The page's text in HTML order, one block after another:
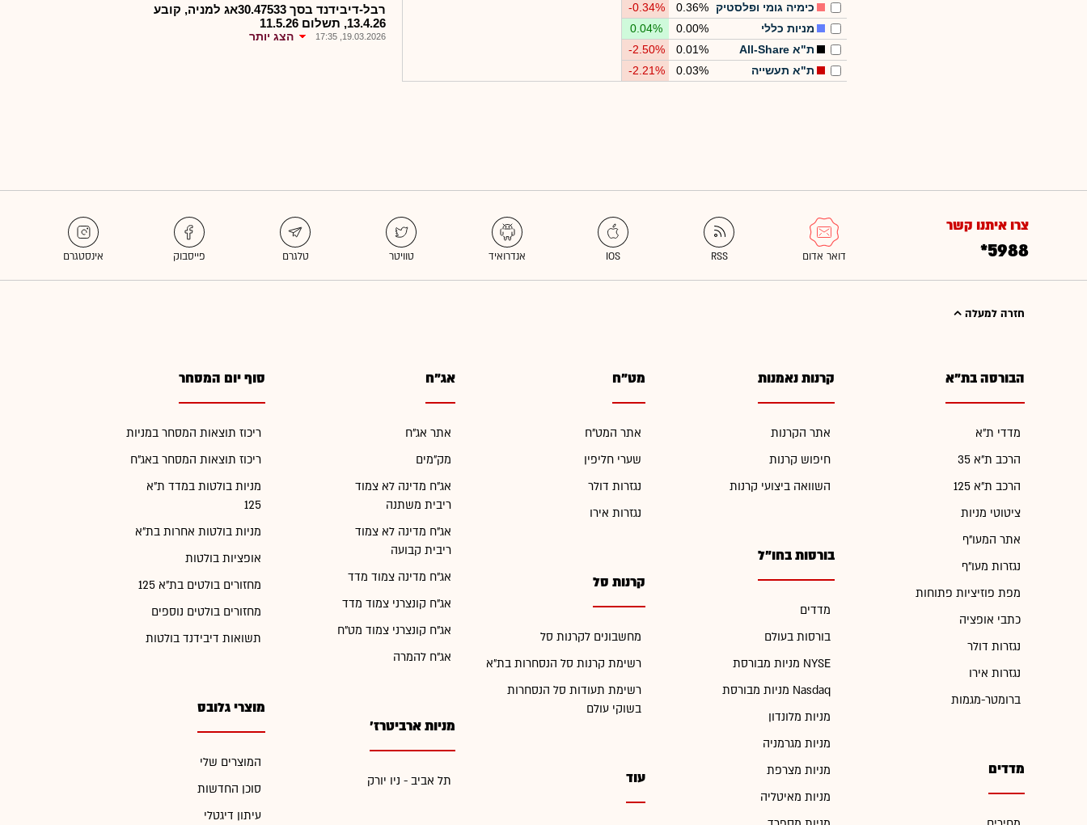
כימיה גומי ופלסטיק 0.36%
-0.34%
מניות כללי
0.00%
0.04%
ת"א All-Share
0.01%
-2.50%
ת"א תעשייה
0.03%
-2.21%
רבל-דיבידנד בסך 30.47533אג למניה, קובע
13.4.26, תשלום 11.5.26
19.03.2026, 17:35 הצג יותר
צרו איתנו קשר
*5988
חזרה למעלה
הבורסה בת"א
מדדי ת"א
הרכב ת"א 35
הרכב ת"א 125
ציטוטי מניות
אתר המעו"ף
נגזרות מעו"ף
מפת פוזיציות פתוחות
כתבי אופציה
נגזרות דולר
נגזרות אירו
ברומטר-מגמות
מדדים
קרנות נאמנות
אתר הקרנות
חיפוש קרנות
השוואה ביצועי קרנות
בורסות בחו"ל
מדדים
בורסות בעולם
מניות מבורסת NYSE
מניות מבורסת Nasdaq
מניות מלונדון
מניות מגרמניה
מניות מצרפת
מניות מאיטליה
מט"ח
אתר המט"ח
שערי חליפין
נגזרות דולר
נגזרות אירו
קרנות סל
מחשבונים לקרנות סל
רשימת קרנות סל הנסחרות בת"א
רשימת תעודות סל הנסחרות
בשוקי עולם
עוד
אג"ח
אתר אג"ח
מק"מים
אג"ח מדינה לא צמוד
ריבית משתנה
אג"ח מדינה לא צמוד
ריבית קבועה
אג"ח מדינה צמוד מדד
אג"ח קונצרני צמוד מדד
אג"ח קונצרני צמוד מט"ח
אג"ח להמרה
מניות ארביטרז'
תל אביב - ניו יורק
סוף יום המסחר
ריכוז תוצאות המסחר במניות
ריכוז תוצאות המסחר באג"ח
מניות בולטות במדד ת"א
125
מניות בולטות אחרות בת"א
אופציות בולטות
מחזורים בולטים בת"א 125
מחזורים בולטים נוספים
תשואות דיבידנד בולטות
מוצרי גלובס
המוצרים שלי
סוכן החדשות
עיתון דיגטלי